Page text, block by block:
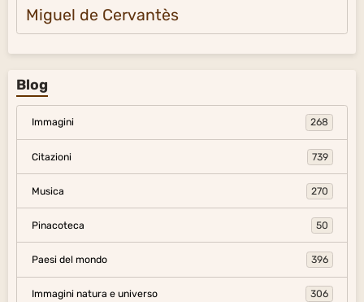
Miguel de Cervantès
Blog
Immagini 268
Citazioni 739
Musica 270
Pinacoteca 50
Paesi del mondo 396
Immagini natura e universo 306